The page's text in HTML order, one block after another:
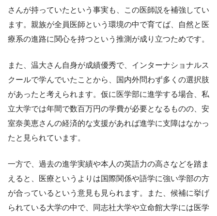
さんが持っていたという事実も、この医師説を補強してい
ます。親族が全員医師という環境の中で育てば、自然と医
療系の進路に関心を持つという推測が成り立つためです。
また、温大さん自身が成績優秀で、インターナショナルス
クールで学んでいたことから、国内外問わず多くの選択肢
があったと考えられます。仮に医学部に進学する場合、私
立大学では年間で数百万円の学費が必要となるものの、安
室奈美恵さんの経済的な支援があれば進学に支障はなかっ
たと見られています。
一方で、過去の進学実績や本人の英語力の高さなどを踏ま
えると、医療というよりは国際関係や語学に強い学部の方
が合っているという意見も見られます。また、候補に挙げ
られている大学の中で、同志社大学や立命館大学には医学